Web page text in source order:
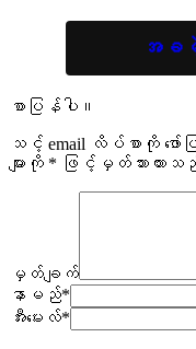
အခမဲ့
စာပြန်ပါ။
သင့် email လိပ်စာကို ဖေ
များကို * ဖြင့်မှတ်သားထားသ
မှတ်ချက်
နာမည်*
အီးမေးလ်*